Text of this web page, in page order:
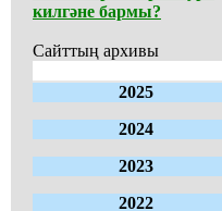
килгәне бармы?
Сайттың архивы
2025
2024
2023
2022